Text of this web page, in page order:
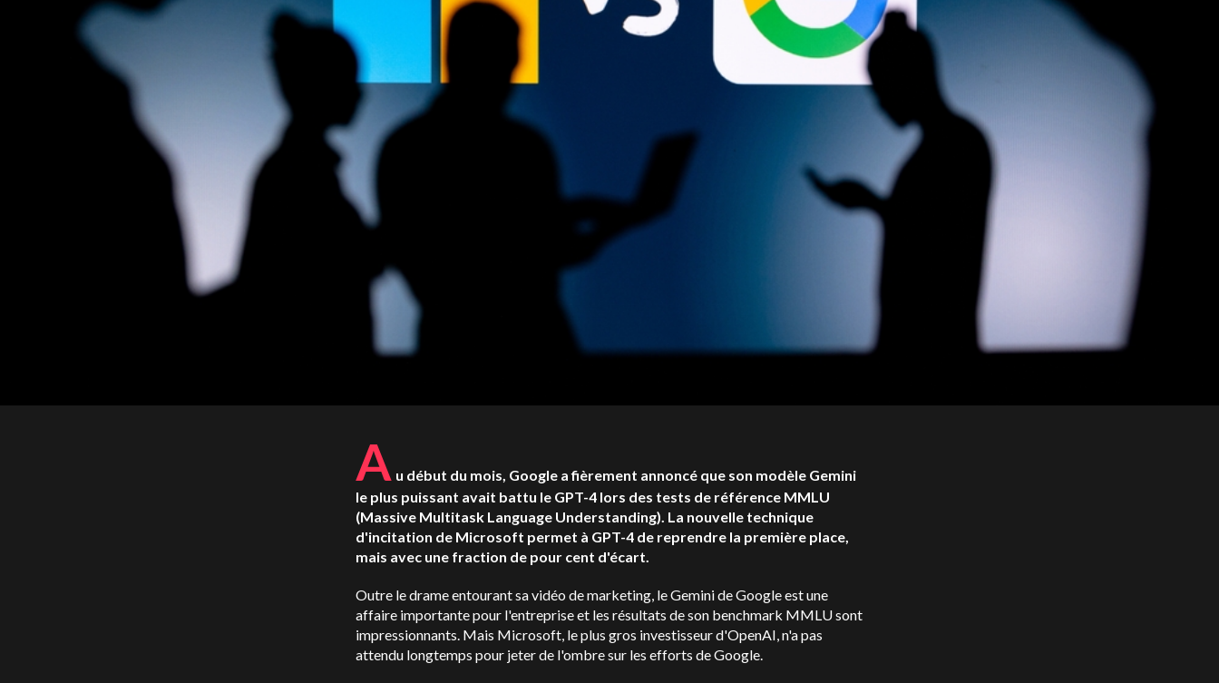
A u début du mois, Google a fièrement annoncé que son modèle Gemini
le plus puissant avait battu le GPT-4 lors des tests de référence MMLU
(Massive Multitask Language Understanding). La nouvelle technique
d'incitation de Microsoft permet à GPT-4 de reprendre la première place,
mais avec une fraction de pour cent d'écart.
Outre le drame entourant sa vidéo de marketing, le Gemini de Google est une
affaire importante pour l'entreprise et les résultats de son benchmark MMLU sont
impressionnants. Mais Microsoft, le plus gros investisseur d'OpenAI, n'a pas
attendu longtemps pour jeter de l'ombre sur les efforts de Google.